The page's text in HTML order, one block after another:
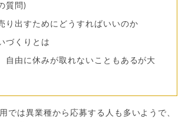
質問)
り出すためにどうすればいいのか
づくりとは
自由に休みが取れないこともあるが大
では異業種から応募する人も多いようで、